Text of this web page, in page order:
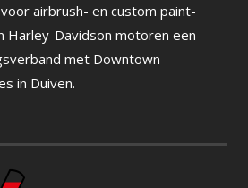
airbrush- en custom paint-
Harley-Davidson motoren een
met Downtown
in Duiven.